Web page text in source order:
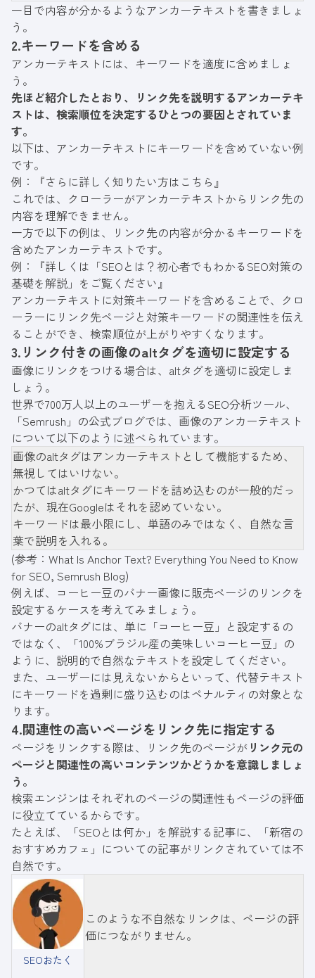
一目で内容が分かるようなアンカーテキストを書きましょ
う。
2.キーワードを含める
アンカーテキストには、キーワードを適度に含めましょ
う。
先ほど紹介したとおり、リンク先を説明するアンカーテキ
ストは、検索順位を決定するひとつの要因とされていま
す。
以下は、アンカーテキストにキーワードを含めていない例
です。
例：『さらに詳しく知りたい方はこちら』
これでは、クローラーがアンカーテキストからリンク先の
内容を理解できません。
一方で以下の例は、リンク先の内容が分かるキーワードを
含めたアンカーテキストです。
例：『詳しくは「SEOとは？初心者でもわかるSEO対策の
基礎を解説」をご覧ください』
アンカーテキストに対策キーワードを含めることで、クロ
ーラーにリンク先ページと対策キーワードの関連性を伝え
ることができ、 検索順位が上がりやすく なります。
3.リンク付きの画像のaltタグを適切に設定する
画像にリンクをつける場合は、altタグを適切に設定しま
しょう。
世界で700万人以上のユーザーを抱えるSEO分析ツール、
「Semrush」の公式ブログでは、画像のアンカーテキスト
について以下のように述べられています。
画像のaltタグはアンカーテキストとして機能するため、
無視してはいけない。
かつてはaltタグにキーワードを詰め込むのが一般的だっ
たが、現在Googleはそれを認めていない。
キーワードは最小限にし、単語のみではなく、自然な言
葉で説明を入れる。
(参考： What Is Anchor Text? Everything You Need to Know
for SEO, Semrush Blog)
例えば、コーヒー豆のバナー画像に販売ページのリンクを
設定するケースを考えてみましょう。
バナーのaltタグには、単に「コーヒー豆」と設定するの
ではなく、「100%ブラジル産の美味しいコーヒー豆」の
ように、説明的で自然なテキストを設定してください。
また、ユーザーには見えないからといって、代替テキスト
にキーワードを過剰に盛り込むのはペナルティの対象とな
ります。
4.関連性の高いページをリンク先に指定する
ページをリンクする際は、リンク先のページが リンク元の
ページと関連性の高いコンテンツかどうかを意識しましょ
う。
検索エンジンはそれぞれのページの関連性もページの評価
に役立てているからです。
たとえば、「SEOとは何か」を解説する記事に、「新宿の
おすすめカフェ」についての記事がリンクされていては不
自然です。
SEOおたく
このような不自然なリンクは、ページの評
価につながりません。